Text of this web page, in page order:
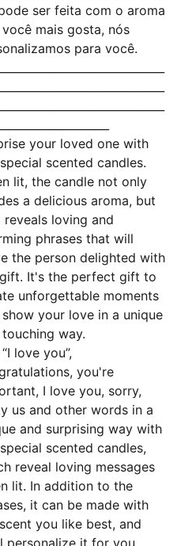
ser feita com o aroma
mais gosta, nós
para você.
your loved one with
scented candles.
lit, the candle not only
a delicious aroma, but
reveals loving and
phrases that will
the person delighted with
It's the perfect gift to
unforgettable moments
your love in a unique
way.
love you”,
you're
I love you, sorry,
us and other words in a
and surprising way with
scented candles,
reveal loving messages
lit. In addition to the
it can be made with
you like best, and
personalize it for you.